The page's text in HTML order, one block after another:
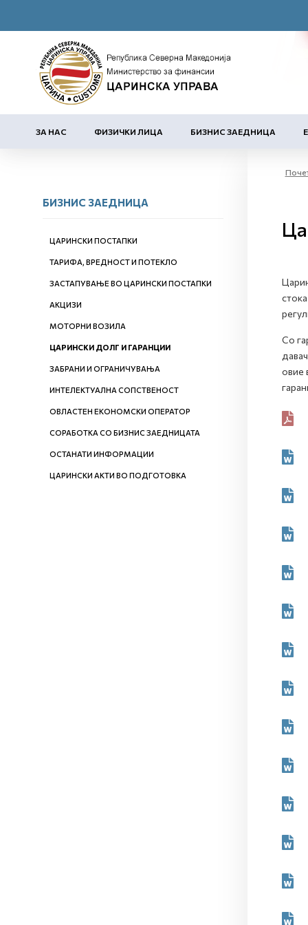
ЗА НАС ФИЗИЧКИ ЛИЦА БИЗНИС ЗАЕДНИЦА
БИЗНИС ЗАЕДНИЦА
ЦАРИНСКИ ПОСТАПКИ
ТАРИФА, ВРЕДНОСТ И ПОТЕКЛО
ЗАСТАПУВАЊЕ ВО ЦАРИНСКИ ПОСТАПКИ
АКЦИЗИ
МОТОРНИ ВОЗИЛА
ЦАРИНСКИ ДОЛГ И ГАРАНЦИИ
ЗАБРАНИ И ОГРАНИЧУВАЊА
ИНТЕЛЕКТУАЛНА СОПСТВЕНОСТ
ОВЛАСТЕН ЕКОНОМСКИ ОПЕРАТОР
СОРАБОТКА СО БИЗНИС ЗАЕДНИЦАТА
ОСТАНАТИ ИНФОРМАЦИИ
ЦАРИНСКИ АКТИ ВО ПОДГОТОВКА
Со
овие